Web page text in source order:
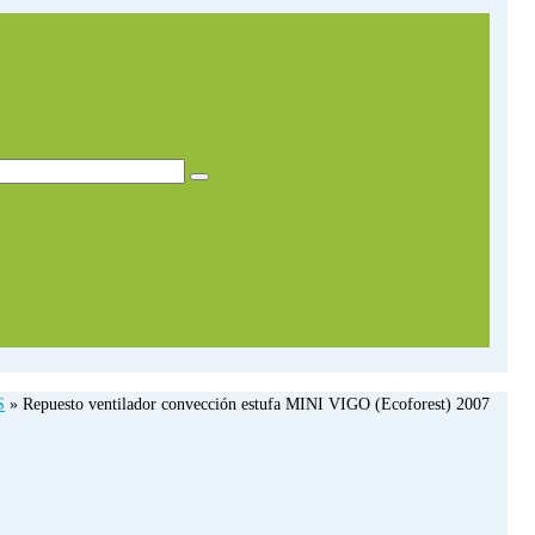
» Repuesto ventilador convección estufa MINI VIGO (Ecoforest) 2007